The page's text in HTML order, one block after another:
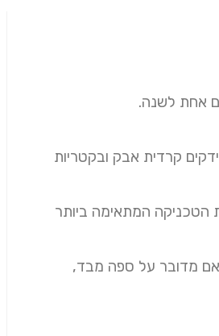
אחת לשנה.
קרדית אבק ובקטריות
הטכניקה המתאימה ביותר
אם מדובר על ספה מבד,